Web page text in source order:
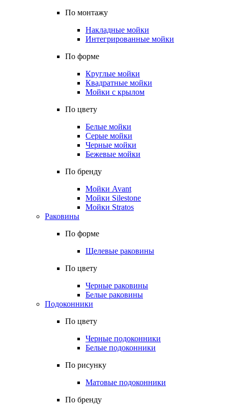
По монтажу
Накладные мойки
Интегрированные мойки
По форме
Круглые мойки
Квадратные мойки
Мойки с крылом
По цвету
Белые мойки
Серые мойки
Черные мойки
Бежевые мойки
По бренду
Мойки Avant
Мойки Silestone
Мойки Stratos
Раковины
По форме
Щелевые раковины
По цвету
Черные раковины
Белые раковины
Подоконники
По цвету
Черные подоконники
Белые подоконники
По рисунку
Матовые подоконники
По бренду